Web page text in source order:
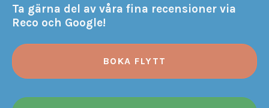
Ta gärna del av våra fina recensioner via
Reco och Google!
BOKA FLYTT